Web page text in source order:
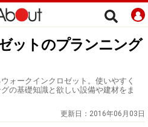
ットのプランニング
ォークインクロゼット。使いやすく
の基礎知識と欲しい設備や建材をま
更新日： 2016年06月03日